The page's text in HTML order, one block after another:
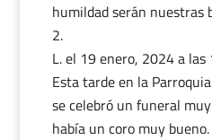
humildad serán nuestras
L.el 19 enero, 2024 a las
Esta tarde en la
se celebró un funeral
había un coro muy